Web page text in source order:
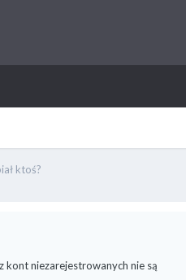
ktoś?
kont niezarejestrowanych nie są